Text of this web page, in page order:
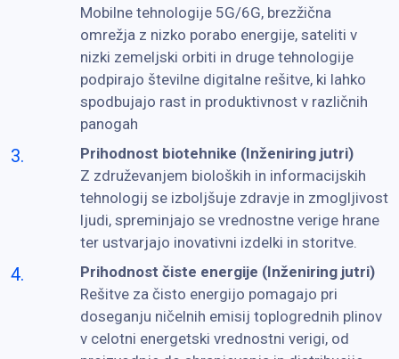
Mobilne tehnologije 5G/6G, brezžična
omrežja z nizko porabo energije, sateliti v
nizki zemeljski orbiti in druge tehnologije
podpirajo številne digitalne rešitve, ki lahko
spodbujajo rast in produktivnost v različnih
panogah
Prihodnost biotehnike (Inženiring jutri)
Z združevanjem bioloških in informacijskih
tehnologij se izboljšuje zdravje in zmogljivost
ljudi, spreminjajo se vrednostne verige hrane
ter ustvarjajo inovativni izdelki in storitve.
Prihodnost čiste energije (Inženiring jutri)
Rešitve za čisto energijo pomagajo pri
doseganju ničelnih emisij toplogrednih plinov
v celotni energetski vrednostni verigi, od